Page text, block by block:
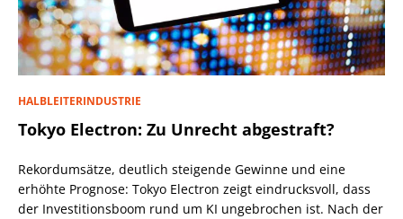
HALBLEITERINDUSTRIE
Tokyo Electron: Zu Unrecht abgestraft?
Rekordumsätze, deutlich steigende Gewinne und eine
erhöhte Prognose: Tokyo Electron zeigt eindrucksvoll, dass
der Investitionsboom rund um KI ungebrochen ist. Nach der